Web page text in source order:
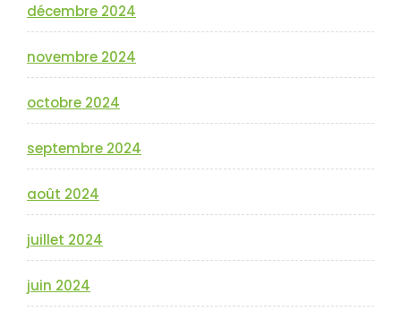
décembre 2024
novembre 2024
octobre 2024
septembre 2024
août 2024
juillet 2024
juin 2024